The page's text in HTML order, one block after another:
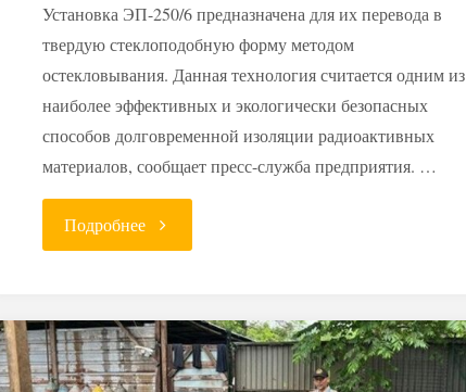
Установка ЭП-250/6 предназначена для их перевода в
твердую стеклоподобную форму методом
остекловывания. Данная технология считается одним из
наиболее эффективных и экологически безопасных
способов долговременной изоляции радиоактивных
материалов, сообщает пресс-служба предприятия. …
Подробнее"«Маяк»
новую
печь